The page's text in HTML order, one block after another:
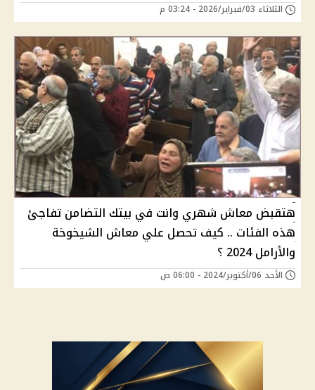
الثلاثاء 03/فبراير/2026 - 03:24 م
هتقبض معاش شهري وانت في بيتك التضامن تفاجئ
هذه الفئات .. كيف تحصل علي معاش الشيخوخة
والأرامل 2024 ؟
الأحد 06/أكتوبر/2024 - 06:00 ص